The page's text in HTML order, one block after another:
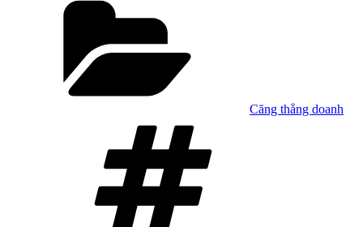
Căng thẳng doanh